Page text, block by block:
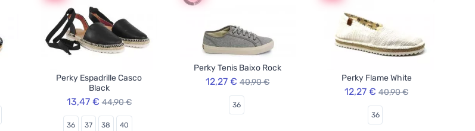
Perky Espadrille Casco
Black
13,47 € 44,90 €
36 37 38 40
Perky Tenis Baixo Rock
12,27 € 40,90 €
36
Perky Flame White
12,27 € 40,90 €
36